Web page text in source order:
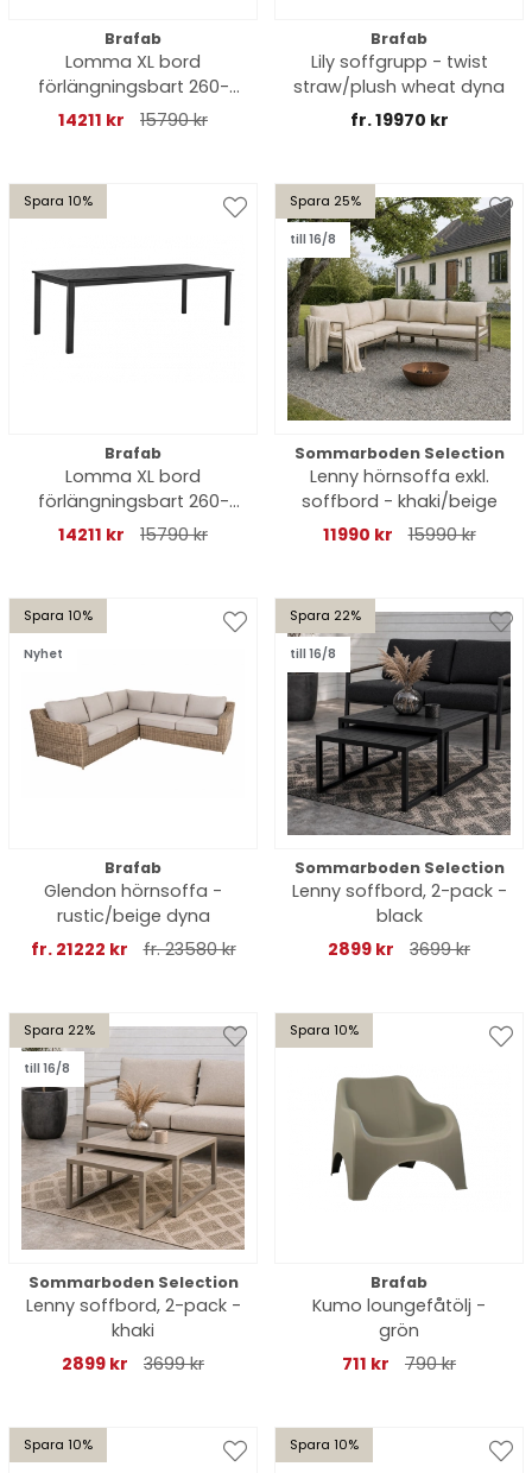
Brafab
Lomma XL bord
förlängningsbart 260-
380x100 H73 cm - khaki
14211 kr 15790 kr
Brafab
Lily soffgrupp - twist
straw/plush wheat dyna
fr. 19970 kr
Spara 10%
Brafab
Lomma XL bord
förlängningsbart 260-
380x100 H73 cm - svart
14211 kr 15790 kr
Spara 25%
till 16/8
Sommarboden Selection
Lenny hörnsoffa exkl.
soffbord - khaki/beige
11990 kr
15990 kr
Spara 10%
Nyhet
Brafab
Glendon hörnsoffa -
rustic/beige dyna
fr. 21222 kr
fr. 23580 kr
Spara 22%
till 16/8
Sommarboden Selection
Lenny soffbord, 2-pack -
black
2899 kr
3699 kr
Spara 22%
till 16/8
Sommarboden Selection
Lenny soffbord, 2-pack -
khaki
2899 kr
3699 kr
Spara 10%
Brafab
Kumo loungefåtölj -
grön
711 kr
790 kr
Spara 10% Spara 10%